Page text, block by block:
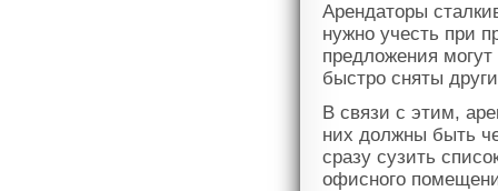
Арендаторы
нужно учесть при
предложения
быстро сняты
В связи с этим,
них должны быть
сразу сузить
офисного